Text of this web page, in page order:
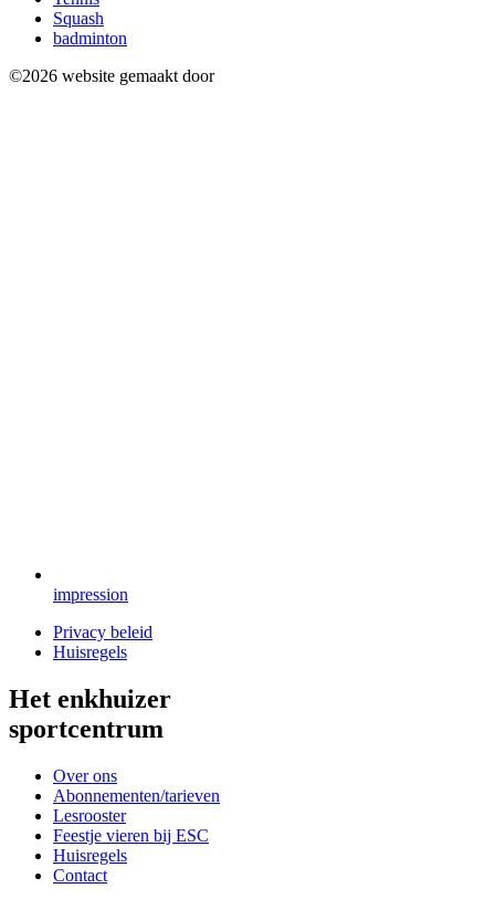
Squash
badminton
©2026 website gemaakt door
impression
Privacy beleid
Huisregels
Het enkhuizer
sportcentrum
Over ons
Abonnementen/tarieven
Lesrooster
Feestje vieren bij ESC
Huisregels
Contact